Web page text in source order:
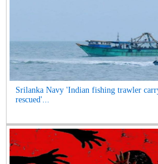
Srilanka Navy 'Indian fishing trawler
rescued'...